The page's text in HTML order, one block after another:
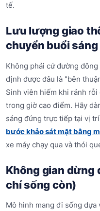
tế.
Lưu lượng giao
chuyển buổi sáng
Không phải cứ đường
định được đâu là "bên
Sinh viên hiếm khi rảnh
trong giờ cao điểm. Hãy
sáng đứng trực tiếp tại vị
bước khảo sát mặt bằng
xe máy chạy qua và thói
Không gian dừng
chí sống còn)
Mô hình mang đi sống dựa